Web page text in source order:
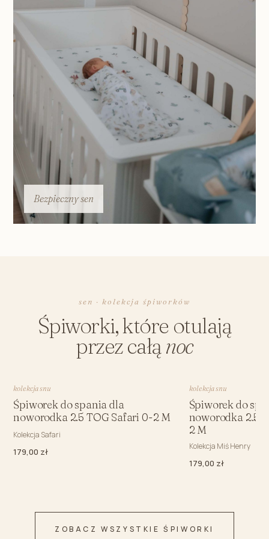
Bezpieczny sen
sen · kolekcja śpiworków
Śpiworki, które otulają
przez całąnoc
kolekcja snu
Śpiworek do spania dla
noworodka 2.5 TOG Safari 0-2 M
Kolekcja Safari
179,00 zł
kolekcja snu
Śpiworek do
noworodka 2.5
2 M
Kolekcja Miś Henry
179,00 zł
ZOBACZ WSZYSTKIE ŚPIWORKI